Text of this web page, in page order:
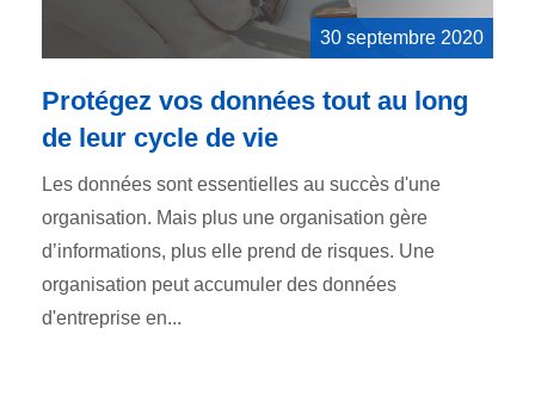
30 septembre 2020
Protégez vos données tout au long
de leur cycle de vie
Les données sont essentielles au succès d'une
organisation. Mais plus une organisation gère
d’informations, plus elle prend de risques. Une
organisation peut accumuler des données
d'entreprise en...